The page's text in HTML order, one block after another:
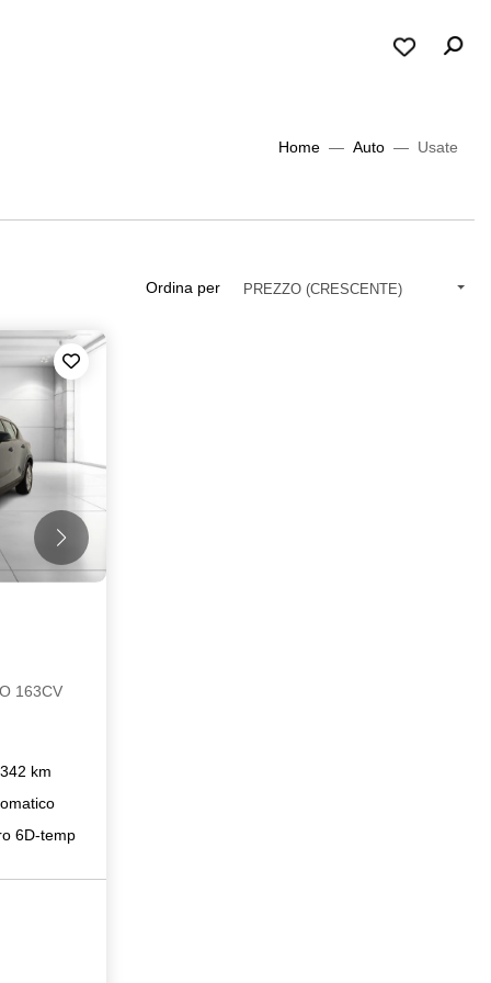
Home Auto Usate
Ordina per PREZZO (CRESCENTE)
163CV
km
6D-temp